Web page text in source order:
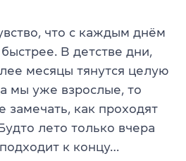
что с каждым днём
В детстве дни,
месяцы тянутся целую
мы уже взрослые, то
замечать, как проходят
лето только вчера
к концу…